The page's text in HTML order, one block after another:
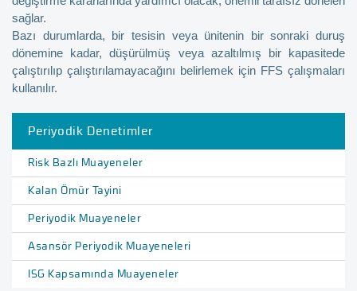
sağlar.
Bazı durumlarda, bir tesisin veya ünitenin bir sonraki duruş
dönemine kadar, düşürülmüş veya azaltılmış bir kapasitede
çalıştırılıp çalıştırılamayacağını belirlemek için FFS çalışmaları
kullanılır.
Periyodik Denetimler
Risk Bazlı Muayeneler
Kalan Ömür Tayini
Periyodik Muayeneler
Asansör Periyodik Muayeneleri
ISG Kapsamında Muayeneler